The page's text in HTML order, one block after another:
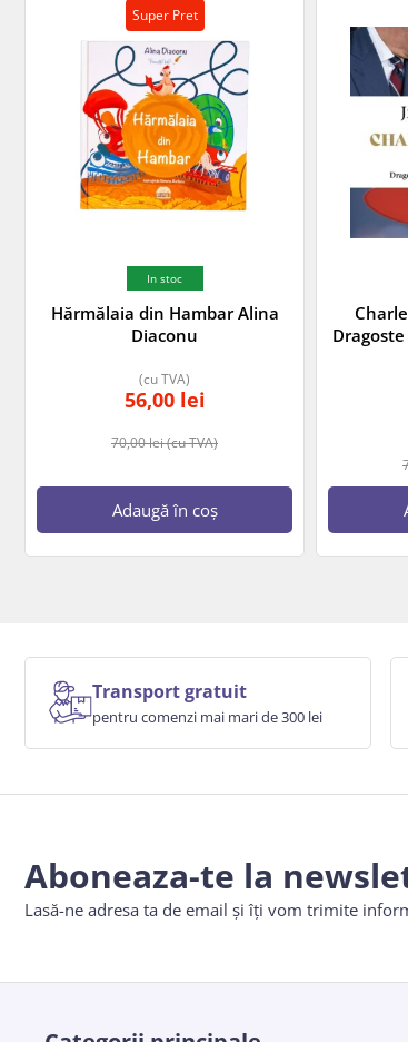
Super Pret
In stoc
Hărmălaia din Hambar Alina
Diaconu
70,00lei(cu TVA)
56,00 lei
(cu TVA)
Adaugă în coș
Transport gratuit
pentru comenzi mai mari de 300 lei
Aboneaza-te la
Lasă-ne adresa ta de email și îți vom trimite